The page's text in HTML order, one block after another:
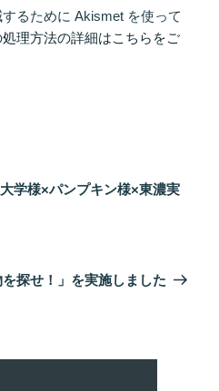
るために Akismet を使って
理方法の詳細はこちらをご
学様×パンプキン様×東濃実
探せ！」を実施しました